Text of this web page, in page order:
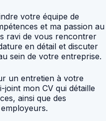
votre équipe de
et ma passion au
ravi de vous rencontrer
en détail et discuter
sein de votre entreprise.
un entretien à votre
mon CV qui détaille
ainsi que des